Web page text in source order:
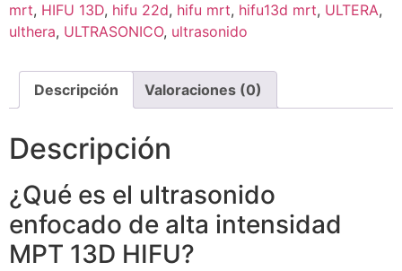
mrt, HIFU 13D, hifu 22d, hifu mrt, hifu13d mrt, ULTERA,
ulthera, ULTRASONICO, ultrasonido
Descripción Valoraciones (0)
Descripción
¿Qué es el ultrasonido
enfocado de alta intensidad
MPT 13D HIFU?